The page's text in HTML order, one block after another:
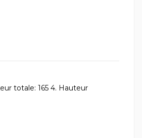
totale: 165 4. Hauteur